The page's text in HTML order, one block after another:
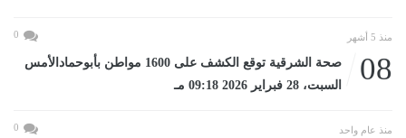
منذ 5 أشهر 0
08
صحة الشرقية توقع الكشف على 1600 مواطن بأبوحمادالأمس
السبت، 28 فبراير 2026 09:18 مـ
منذ عام واحد 0